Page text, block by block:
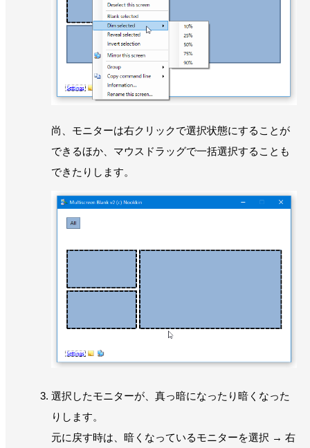
尚、モニターは右クリックで選択状態にすることが
できるほか、マウスドラッグで一括選択することも
できたりします。
選択したモニターが、真っ暗になったり暗くなった
りします。
元に戻す時は、暗くなっているモニターを選択 → 右